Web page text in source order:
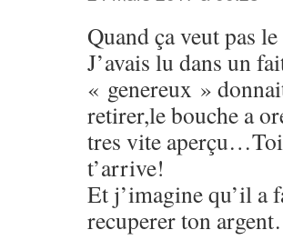
Quand ça veut pas
J’avais lu dans un
« genereux »
retirer,le bouche a
tres vite aperçu…Toi
t’arrive!
Et j’imagine qu’il a
recuperer ton